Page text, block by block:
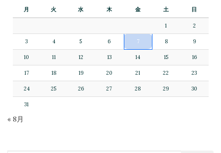
月 火 水 木 金 土 日
1 2
3 4 5 6 7 8 9
10 11 12 13 14 15 16
17 18 19 20 21 22 23
24 25 26 27 28 29 30
31
« 8月